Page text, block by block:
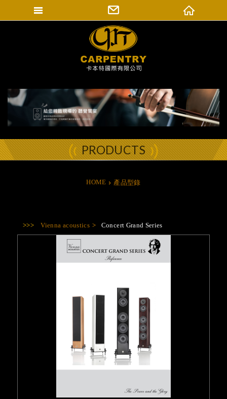
PRODUCTS
HOME 產品型錄
Vienna acoustics Concert Grand Series
填寫匯款通知
登入會員
修改會員資料